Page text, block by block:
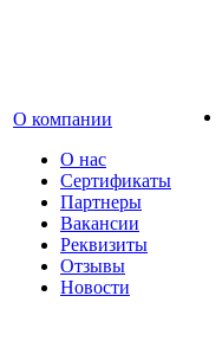
О компании
О нас
Сертификаты
Партнеры
Вакансии
Реквизиты
Отзывы
Новости